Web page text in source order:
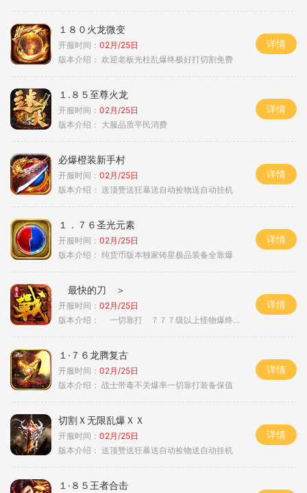
１８０火龙微变
开服时间： 02月/25日
版本介绍： 欢迎老板光柱乱爆终极好打切割免费
详情
１.８５至尊火龙
开服时间： 02月/25日
版本介绍： 大服品质平民消费
详情
必爆橙装新手村
开服时间： 02月/25日
版本介绍： 送顶赞送狂暴送自动捡物送自动挂机
详情
１．７６圣光元素
开服时间： 02月/25日
版本介绍： 纯货币版本独家铸星极品装备全靠爆
详情
最快的刀 ＞
开服时间： 02月/25日
版本介绍：
一切靠打 ７７７级以上怪物爆终极 ＞
详情
１·７６龙腾复古
开服时间： 02月/25日
版本介绍： 战士带毒不关爆率一切靠打装备保值
详情
切割Ｘ无限乱爆ＸＸ
开服时间： 02月/25日
版本介绍： 送顶赞送狂暴送自动捡物送自动挂机
详情
１·８５王者合击